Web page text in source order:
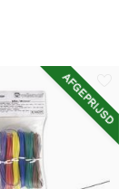
AFGEPRIJSD